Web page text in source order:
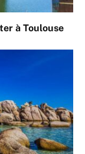
à Toulouse